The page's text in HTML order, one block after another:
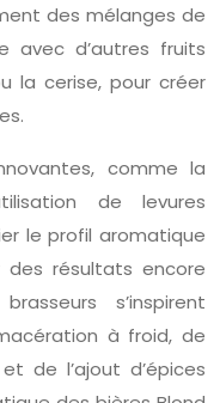
des mélanges de
avec d’autres fruits
la cerise, pour créer
comme la
de levures
le profil aromatique
résultats encore
s’inspirent
à froid, de
de l’ajout d’épices